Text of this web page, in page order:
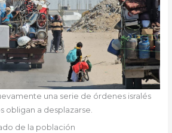
una serie de órdenes isralés
obligan a desplazarse.
de la población